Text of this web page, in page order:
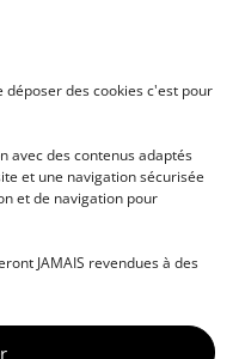
des cookies c'est pour
avec des contenus adaptés
et une navigation sécurisée
et de navigation pour
JAMAIS revendues à des